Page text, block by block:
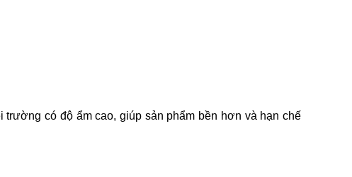
có độ ẩm cao, giúp sản phẩm bền hơn và hạn chế